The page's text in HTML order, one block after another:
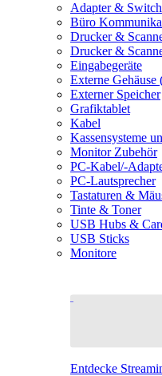
Adapter &
Büro
Drucker &
Drucker &
Eingabegeräte
Externe
Externer Speicher
Grafiktablet
Kabel
Kassensysteme
Monitor Zubehör
PC-Kabel/-
PC-Lautsprecher
Tastaturen &
Tinte & Toner
USB Hubs &
USB Sticks
Monitore
Entdecke